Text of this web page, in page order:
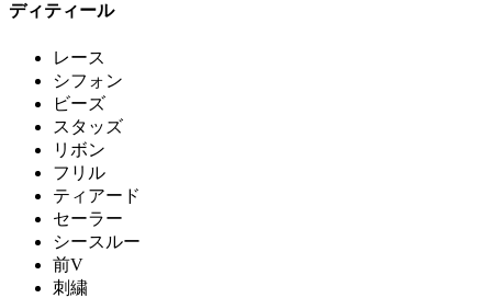
ディティール
レース
シフォン
ビーズ
スタッズ
リボン
フリル
ティアード
セーラー
シースルー
前V
刺繍